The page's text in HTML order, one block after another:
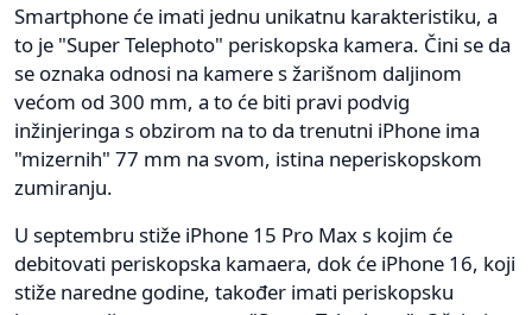
Smartphone će imati jednu unikatnu karakteristiku, a
to je "Super Telephoto" periskopska kamera. Čini se da
se oznaka odnosi na kamere s žarišnom daljinom
većom od 300 mm, a to će biti pravi podvig
inžinjeringa s obzirom na to da trenutni iPhone ima
"mizernih" 77 mm na svom, istina neperiskopskom
zumiranju.
U septembru stiže iPhone 15 Pro Max s kojim će
debitovati periskopska kamaera, dok će iPhone 16, koji
stiže naredne godine, također imati periskopsku